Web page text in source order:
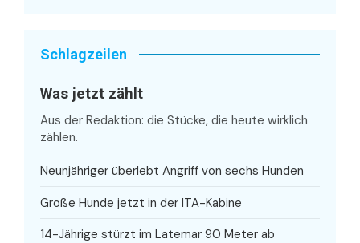
Schlagzeilen
Was jetzt zählt
Aus der Redaktion: die Stücke, die heute wirklich
zählen.
Neunjähriger überlebt Angriff von sechs Hunden
Große Hunde jetzt in der ITA-Kabine
14-Jährige stürzt im Latemar 90 Meter ab